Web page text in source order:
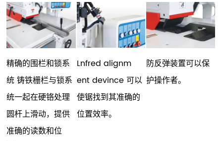
精确的围栏和锁系
统 铸铁栅栏与锁系
统一起在硬铬处理
圆杆上滑动，提供
准确的读数和位
Lnfred alignm
ent devince 可以
使锯找到其准确的
位置效率。
防反弹装置可以保
护操作者。